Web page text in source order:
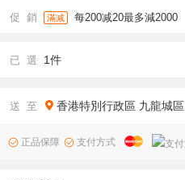
促 銷 滿减 每200减20最多減2000
已 選 1件
送 至 香港特別行政區 九龍城區
正品保障 支付方式